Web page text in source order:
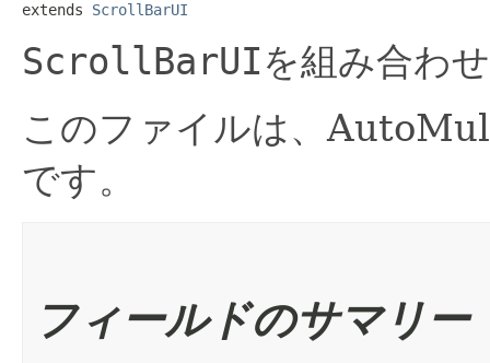
extends ScrollBarUI
ScrollBarUIを組み合わ
このファイルは、
です。
フィールドのサマリー